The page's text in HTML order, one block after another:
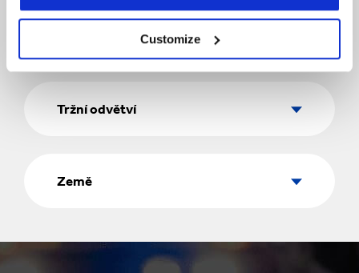
Customize
Produkty
Produkty a služby
odvětvíTržní odvětví
Země